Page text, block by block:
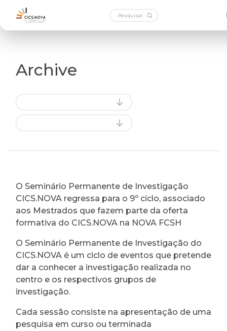
Archive
O Seminário Permanente de Investigação
CICS.NOVA regressa para o 9º ciclo, associado
aos Mestrados que fazem parte da oferta
formativa do CICS.NOVA na NOVA FCSH
O Seminário Permanente de Investigação do
CICS.NOVA é um ciclo de eventos que pretende
dar a conhecer a investigação realizada no
centro e os respectivos grupos de
investigação.
Cada sessão consiste na apresentação de uma
pesquisa em curso ou terminada